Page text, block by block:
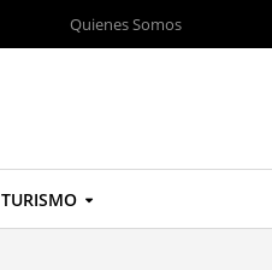
Quienes Somos
TURISMO